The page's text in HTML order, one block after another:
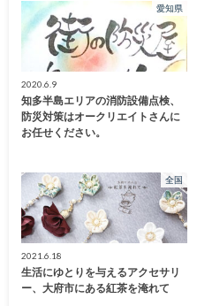
愛知県
2020.6.9
知多半島エリアの消防設備点検、
防災対策はオークリエイトさんに
お任せください。
全国
2021.6.18
生活にゆとりを与えるアクセサリ
ー、大府市にある紅茶を淹れて